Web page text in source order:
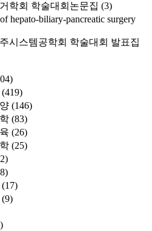
학회 학술대회논문집 (3)
hepato-biliary-pancreatic surgery
시스템공학회 학술대회 발표집
(419)
(146)
(83)
(26)
(25)
(17)
(9)